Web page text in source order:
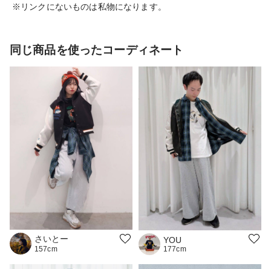
※リンクにないものは私物になります。
同じ商品を使ったコーディネート
さいとー
157cm
YOU
177cm